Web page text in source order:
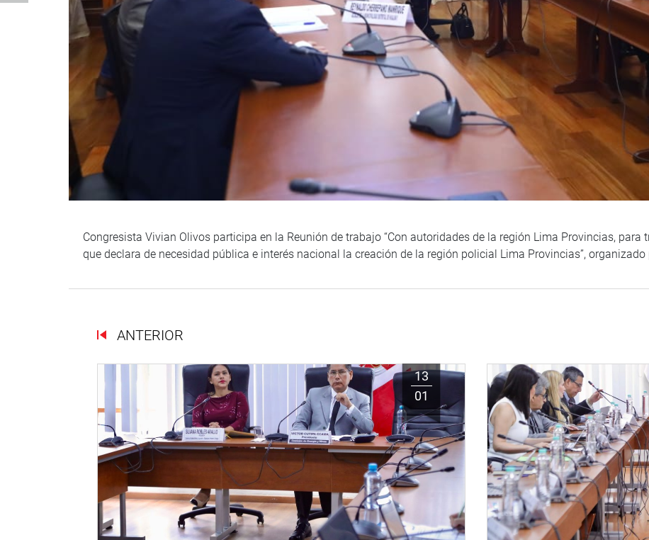
Congresista Vivian Olivos participa en la Reunión de trabajo “Con autoridades de la región Lima Provincias,
que declara de necesidad pública e interés nacional la creación de la región policial Lima Provincias”, organizado
ANTERIOR
13
01